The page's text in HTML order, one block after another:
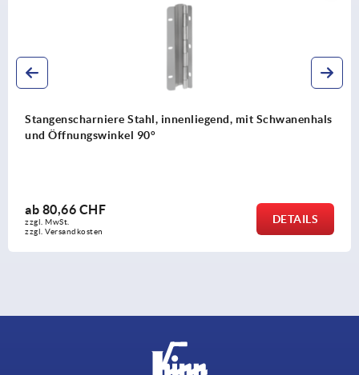
Stangenscharniere Stahl, innenliegend, mit Schwanenhals
und Öffnungswinkel 90°
ab 80,66 CHF
zzgl. MwSt.
zzgl. Versandkosten
DETAILS